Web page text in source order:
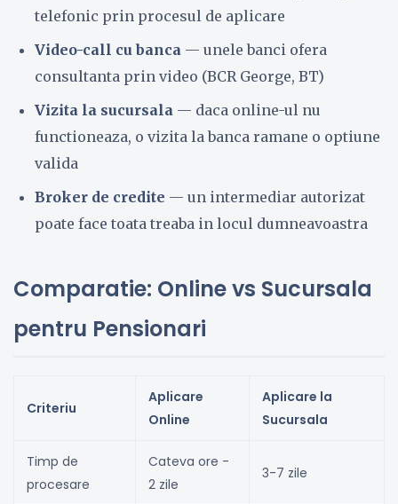
telefonic prin procesul de aplicare
Video-call cu banca — unele banci ofera
consultanta prin video (BCR George, BT)
Vizita la sucursala — daca online-ul nu
functioneaza, o vizita la banca ramane o optiune
valida
Broker de credite — un intermediar autorizat
poate face toata treaba in locul dumneavoastra
Comparatie: Online vs Sucursala
pentru Pensionari
Criteriu
Aplicare
Online
Aplicare la
Sucursala
Timp de
procesare
Cateva ore -
2 zile
3-7 zile